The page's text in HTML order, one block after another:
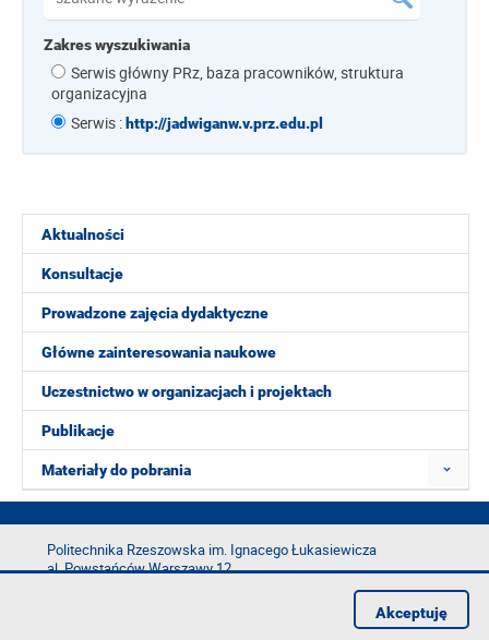
Aktualności
Konsultacje
Prowadzone zajęcia dydaktyczne
Główne zainteresowania naukowe
Uczestnictwo w organizacjach i projektach
Publikacje
Materiały do pobrania
Zakres wyszukiwania
Serwis główny PRz, baza pracowników, struktura
organizacyjna
Serwis : http://jadwiganw.v.prz.edu.pl
Politechnika Rzeszowska im. Ignacego Łukasiewicza
al. Powstańców Warszawy 12
Akceptuję